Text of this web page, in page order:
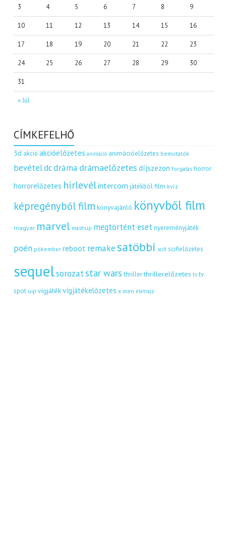
« Júl
3 4 5 6 7 8 9
10 11 12 13 14 15 16
17 18 19 20 21 22 23
24 25 26 27 28 29 30
31
CÍMKEFELHŐ
3d akció akcióelőzetes animáció animációelőzetes bemutatók
bevételdcdráma drámaelőzetes díjszezon forgatás horror
horrorelőzetes hírlevélintercom játékból film kvíz
képregényből film könyvajánló könyvből film
magyar marvel mashup megtörtént eset nyereményjáték
poén pókember reboot remakesatöbbi scifi scifielőzetes
sequelsorozatstar wars thriller thrillerelőzetes tv tv
spot uip vígjátékvígjátékelőzetes x men életrajz